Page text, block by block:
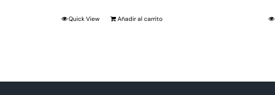
Quick View Añadir al carrito